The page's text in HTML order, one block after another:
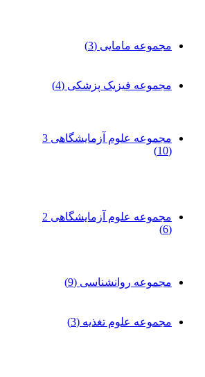
مجموعه مامایی (3)
مجموعه فیزیک پزشکی (4)
مجموعه علوم آزمایشگاهی 3
(10)
مجموعه علوم آزمایشگاهی 2
(6)
مجموعه روانشناسی (9)
مجموعه علوم تغذیه (3)